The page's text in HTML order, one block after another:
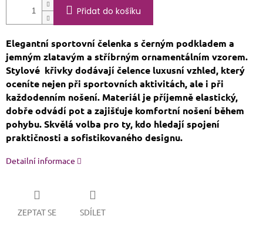
Přidat do košíku
Elegantní sportovní čelenka s černým podkladem a
jemným zlatavým a stříbrným ornamentálním vzorem.
Stylové křivky dodávají čelence luxusní vzhled, který
oceníte nejen při sportovních aktivitách, ale i při
každodenním nošení. Materiál je příjemně elastický,
dobře odvádí pot a zajišťuje komfortní nošení během
pohybu. Skvělá volba pro ty, kdo hledají spojení
praktičnosti a sofistikovaného designu.
Detailní informace
ZEPTAT SE SDÍLET